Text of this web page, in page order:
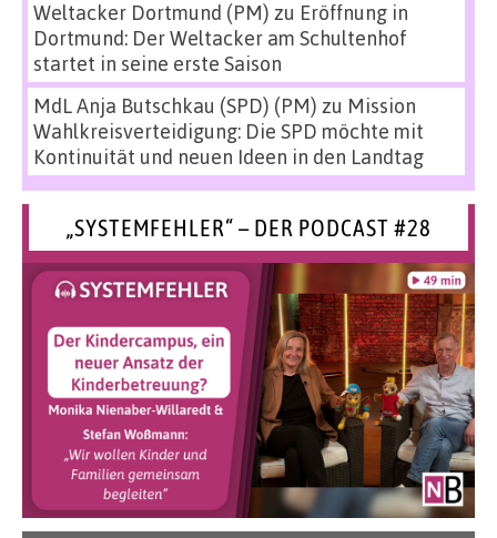
Weltacker Dortmund (PM) zu Eröffnung in
Dortmund: Der Weltacker am Schultenhof
startet in seine erste Saison
MdL Anja Butschkau (SPD) (PM) zu Mission
Wahlkreisverteidigung: Die SPD möchte mit
Kontinuität und neuen Ideen in den Landtag
„SYSTEMFEHLER“ – DER PODCAST #28